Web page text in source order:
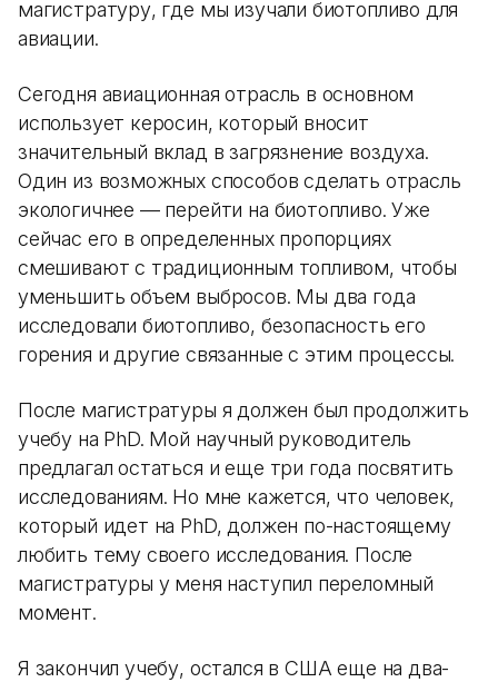
магистратуру, где мы изучали биотопливо для
авиации.
Сегодня авиационная отрасль в основном
использует керосин, который вносит
значительный вклад в загрязнение воздуха.
Один из возможных способов сделать отрасль
экологичнее — перейти на биотопливо. Уже
сейчас его в определенных пропорциях
смешивают с традиционным топливом, чтобы
уменьшить объем выбросов. Мы два года
исследовали биотопливо, безопасность его
горения и другие связанные с этим процессы.
После магистратуры я должен был продолжить
учебу на PhD. Мой научный руководитель
предлагал остаться и еще три года посвятить
исследованиям. Но мне кажется, что человек,
который идет на PhD, должен по-настоящему
любить тему своего исследования. После
магистратуры у меня наступил переломный
момент.
Я закончил учебу, остался в США еще на два-